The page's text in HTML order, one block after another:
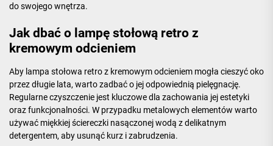
do swojego wnętrza.
Jak dbać o lampę stołową retro z
kremowym odcieniem
Aby lampa stołowa retro z kremowym odcieniem mogła cieszyć oko
przez długie lata, warto zadbać o jej odpowiednią pielęgnację.
Regularne czyszczenie jest kluczowe dla zachowania jej estetyki
oraz funkcjonalności. W przypadku metalowych elementów warto
używać miękkiej ściereczki nasączonej wodą z delikatnym
detergentem, aby usunąć kurz i zabrudzenia.